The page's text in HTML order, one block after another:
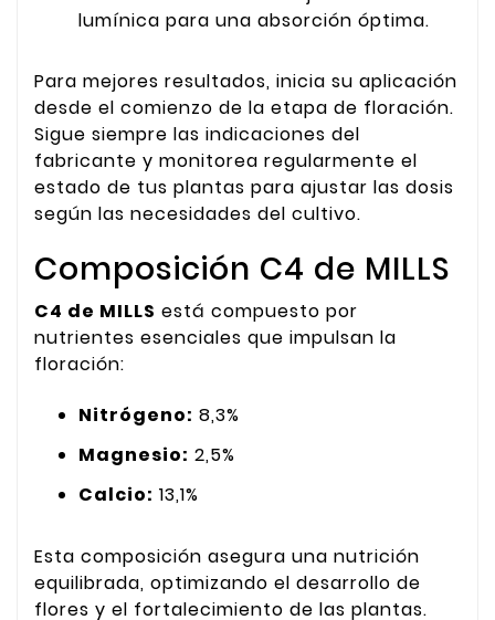
lumínica para una absorción óptima.
Para mejores resultados, inicia su aplicación
desde el comienzo de la etapa de floración.
Sigue siempre las indicaciones del
fabricante y monitorea regularmente el
estado de tus plantas para ajustar las dosis
según las necesidades del cultivo.
Composición C4 de MILLS
C4 de MILLS está compuesto por
nutrientes esenciales que impulsan la
floración:
Nitrógeno: 8,3%
Magnesio: 2,5%
Calcio: 13,1%
Esta composición asegura una nutrición
equilibrada, optimizando el desarrollo de
flores y el fortalecimiento de las plantas.